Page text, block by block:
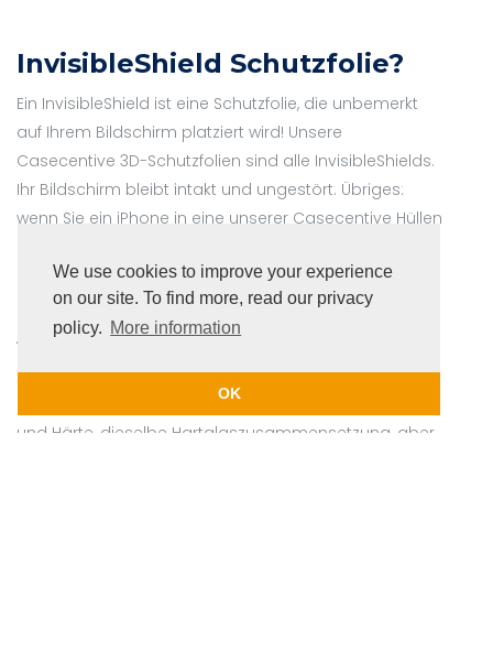
We use cookies to improve your experience
on our site. To find more, read our privacy
policy. More information
OK
InvisibleShield Schutzfolie?
Ein InvisibleShield ist eine Schutzfolie, die unbemerkt
auf Ihrem Bildschirm platziert wird! Unsere
Casecentive 3D-Schutzfolien sind alle InvisibleShields.
Ihr Bildschirm bleibt intakt und ungestört. Übriges:
wenn Sie ein iPhone in eine unserer Casecentive Hüllen
3D-Schutzfolien vs. 2D-
Schutzfolien
Beide Schutzfolien haben eine erstaunliche Haltbarkeit
und Härte, dieselbe Hartglaszusammensetzung, aber